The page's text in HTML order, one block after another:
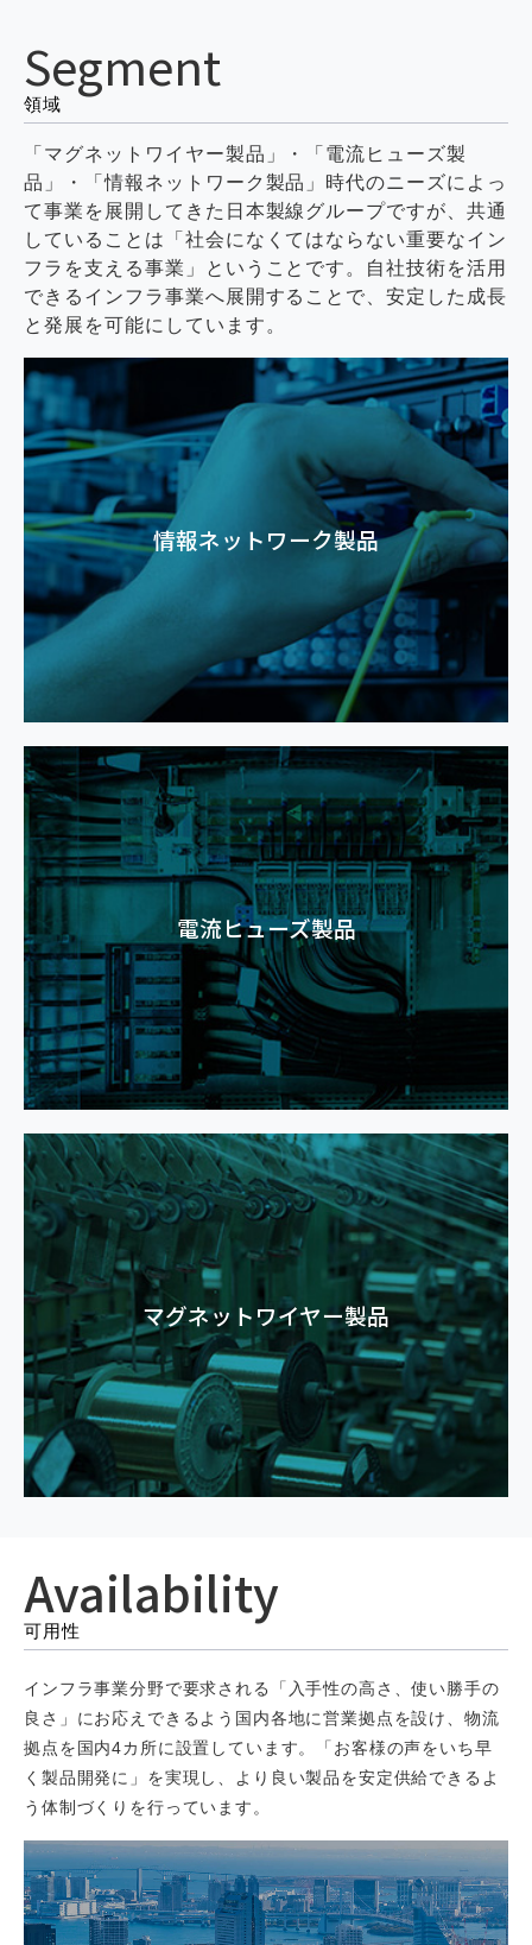
Segment
領域
「マグネットワイヤー製品」・「電流ヒューズ製
品」・「情報ネットワーク製品」時代のニーズによっ
て事業を展開してきた日本製線グループですが、共通
していることは「社会になくてはならない重要なイン
フラを支える事業」ということです。 自社技術を活用
できるインフラ事業へ展開することで、安定した成長
と発展を可能にしています。
情報ネットワーク製品
電流ヒューズ製品
マグネットワイヤー製品
Availability
可用性
インフラ事業分野で要求される「入手性の高さ、使い勝手の
良さ」にお応えできるよう国内各地に営業拠点を設け、物流
拠点を国内4カ所に設置しています。「お客様の声をいち早
く製品開発に」を実現し、より良い製品を安定供給できるよ
う体制づくりを行っています。